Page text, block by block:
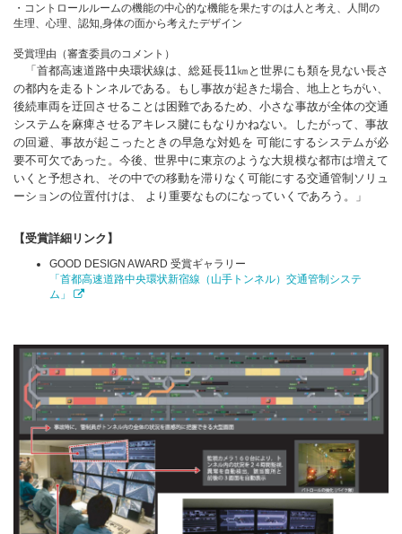
・コントロールルームの機能の中心的な機能を果たすのは人と考え、人間の
生理、心理、認知,身体の面から考えたデザイン
受賞理由（審査委員のコメント）
「首都高速道路中央環状線は、総延長11㎞と世界にも類を見ない長さ
の都内を走るトンネルである。もし事故が起きた場合、地上とちがい、
後続車両を迂回させることは困難であるため、小さな事故が全体の交通
システムを麻痺させるアキレス腱にもなりかねない。したがって、事故
の回避、事故が起こったときの早急な対処を 可能にするシステムが必
要不可欠であった。今後、世界中に東京のような大規模な都市は増えて
いくと予想され、その中での移動を滞りなく可能にする交通管制ソリュ
ーションの位置付けは、 より重要なものになっていくであろう。」
【受賞詳細リンク】
GOOD DESIGN AWARD 受賞ギャラリー
「首都高速道路中央環状新宿線（山手トンネル）交通管制システ
ム」